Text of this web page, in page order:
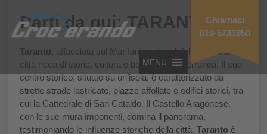
MENU
Chiamaci
010-5731950
Parti da qui: TARANTO
Taranto, affacciata sul Mar Ionio nel sud dell’Italia, è una
città ricca di storia, cultura e bellezza mediterranea. Il suo
centro storico, situato su un’isola, è caratterizzato da
strette strade lastricate, piazze affollate e edifici storici, tra
cui la Cattedrale di San Cataldo. Il Castello Aragonese,
con le sue mura imponenti, domina il panorama,
testimoniando le influenze storiche della città.Taranto è